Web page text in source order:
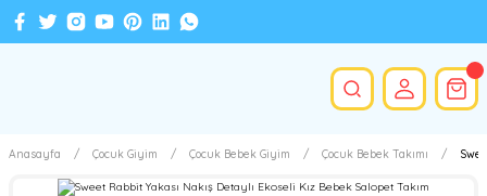
Anasayfa Çocuk Giyim Çocuk Bebek Giyim Çocuk Bebek Takımı